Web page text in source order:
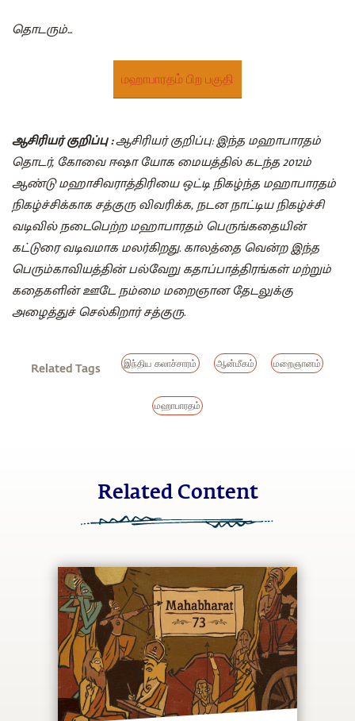
தொடரும்...
மஹாபாரதம் பிற பகுதி
ஆசிரியர் குறிப்பு :ஆசிரியர் குறிப்பு: இந்த மஹாபாரதம்
தொடர், கோவை ஈஷா யோக மையத்தில் கடந்த 2012ம்
ஆண்டு மஹாசிவராத்திரியை ஒட்டி நிகழ்ந்த மஹாபாரதம்
நிகழ்ச்சிக்காக சத்குரு விவரிக்க, நடன நாட்டிய நிகழ்ச்சி
வடிவில் நடைபெற்ற மஹாபாரதம் பெருங்கதையின்
கட்டுரை வடிவமாக மலர்கிறது. காலத்தை வென்ற இந்த
பெரும்காவியத்தின் பல்வேறு கதாப்பாத்திரங்கள் மற்றும்
கதைகளின் ஊடே நம்மை மறைஞான தேடலுக்கு
அழைத்துச் செல்கிறார் சத்குரு.
Related Tags இந்திய கலாச்சாரம் ஆன்மீகம் மறைஞானம்
மஹாபாரதம்
Related Content